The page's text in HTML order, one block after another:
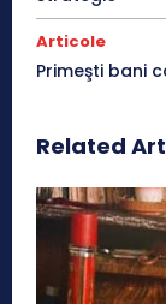
Articole
Primeşti bani
Related